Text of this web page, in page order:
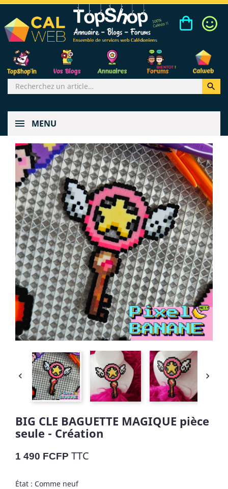

MENU
 
BIG CLE BAGUETTE MAGIQUE pièce
seule - Création
1 490 FCFP TTC
État : Comme neuf